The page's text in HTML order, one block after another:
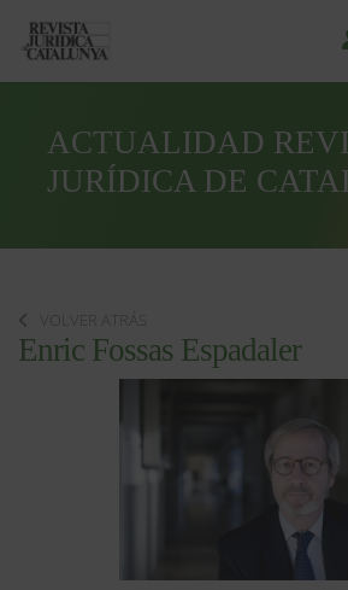
ACTUALIDAD
JURÍDICA DE
VOLVER ATRÁS
Enric Fossas Espadaler